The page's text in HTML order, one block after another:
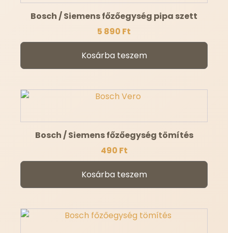
Bosch / Siemens főzőegység pipa szett
5 890 Ft
Kosárba teszem
Bosch / Siemens főzőegység tömítés
490 Ft
Kosárba teszem